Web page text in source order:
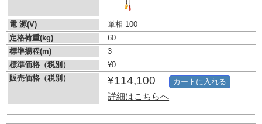
電 源(V)
単相 100
定格荷重(kg)
60
標準揚程(m)
3
標準価格（税別）
¥0
販売価格（税別）
¥114,100
詳細はこちらへ
カートに入れる